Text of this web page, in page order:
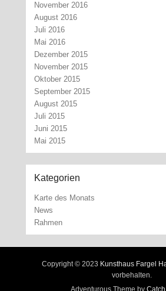
November 2016
August 2016
Juli 2016
Mai 2016
Dezember 2015
November 2015
Oktober 2015
September 2015
August 2015
Juli 2015
Juni 2015
Mai 2015
Kategorien
Karte des Monats
News
Rahmen
Copyright © 2023 Kunsthaus Fargel
vorbehalten.
Adventurous Theme by